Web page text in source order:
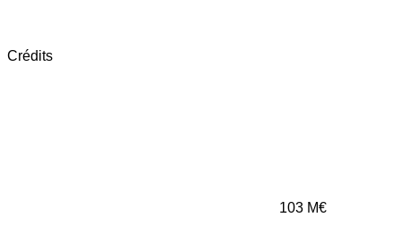
Crédits
103 M€